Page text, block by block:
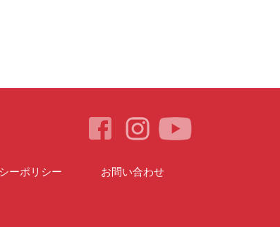
ーポリシー お問い合わせ